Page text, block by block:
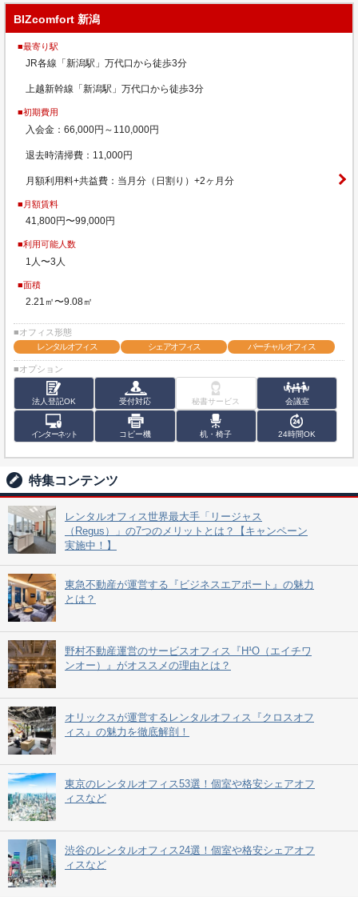
BIZcomfort 新潟
■最寄り駅
JR各線「新潟駅」万代口から徒歩3分
上越新幹線「新潟駅」万代口から徒歩3分
■初期費用
入会金：66,000円～110,000円
退去時清掃費：11,000円
月額利用料+共益費：当月分（日割り）+2ヶ月分
■月額賃料
41,800円〜99,000円
■利用可能人数
1人〜3人
■面積
2.21㎡〜9.08㎡
■オフィス形態
レンタルオフィス
シェアオフィス バーチャルオフィス
■オプション
法人登記OK 受付対応 秘書サービス 会議室
インターネット コピー機 机・椅子 24時間OK
特集コンテンツ
レンタルオフィス世界最大手「リージャス
（Regus）」の7つのメリットとは？【キャンペーン
実施中！】
東急不動産が運営する『ビジネスエアポート』の魅力
とは？
野村不動産運営のサービスオフィス『H¹O（エイチワ
ンオー）』がオススメの理由とは？
オリックスが運営するレンタルオフィス『クロスオフ
ィス』の魅力を徹底解剖！
東京のレンタルオフィス53選！個室や格安シェアオフ
ィスなど
渋谷のレンタルオフィス24選！個室や格安シェアオフ
ィスなど